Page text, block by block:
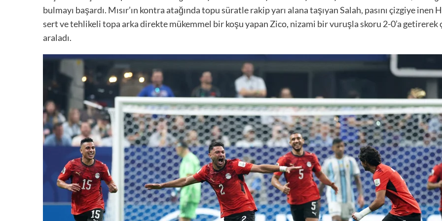
bulmayı başardı. Mısır’ın kontra atağında topu süratle rakip yarı alana taşıyan Salah, pasını çizgiye inen
sert ve tehlikeli topa arka direkte mükemmel bir koşu yapan Zico, nizami bir vuruşla skoru 2-0’a getirerek
araladı.